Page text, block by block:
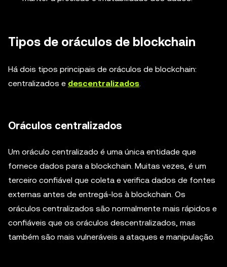
Tipos de oráculos de blockchain
Há dois tipos principais de oráculos de blockchain:
centralizados e descentralizados.
Oráculos centralizados
Um oráculo centralizado é uma única entidade que
fornece dados para a blockchain. Muitas vezes, é um
terceiro confiável que coleta e verifica dados de fontes
externas antes de entregá-los à blockchain. Os
oráculos centralizados são normalmente mais rápidos e
confiáveis que os oráculos descentralizados, mas
também são mais vulneráveis a ataques e manipulação.